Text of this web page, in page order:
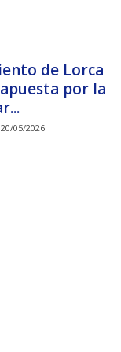
de Lorca
por la
20/05/2026